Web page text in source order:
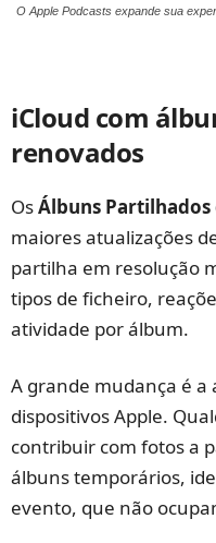
O Apple Podcasts expande sua
iCloud com
renovados
OsÁlbuns Partilhados
maiores atualizações
partilha em resolução
tipos de ficheiro,
atividade por álbum.
A grande mudança é
dispositivos Apple.
contribuir com fotos a
álbuns temporários,
evento, que não